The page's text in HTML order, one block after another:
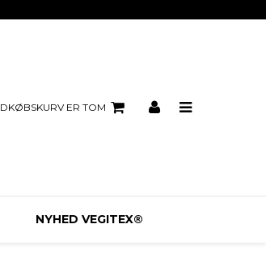
ER TOM
NYHED VEGITEX®